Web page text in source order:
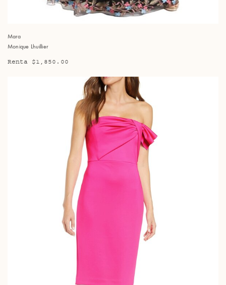
Mara
Monique Lhuillier
Renta $1,850.00